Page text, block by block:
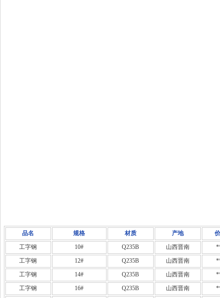
品名 规格 材质 产地
工字钢
10# Q235B 山西晋南
工字钢
12# Q235B 山西晋南
工字钢
14# Q235B 山西晋南
工字钢
16# Q235B 山西晋南